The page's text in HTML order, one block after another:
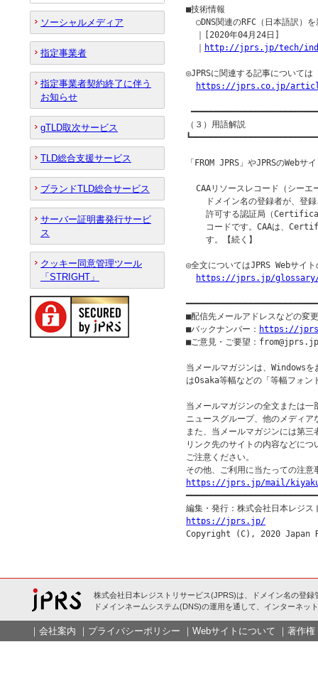
■技術情報
○DNS関連のRFC（日本語訳）を
  ｜[2020年04月24日]
http://jprs.jp/tech/
◎JPRSに関連する記事について
https://jprs.co.jp/
（３）用語解説
「FROM JPRS」やJPRSのWeb
CAAリソースレコード（シーエ
ドメイン名の登録者が、登
許可する認証局（
コードです。CAAは、
    す。【続く】
◎全文についてはJPRS Webサイ
https://jprs.jp/glossary/
■配信先メールアドレスなどの変
■バックナンバー： https://
■ご意見・ご要望：from@jprs.jp
当メールマガジンは、Windowsを
はOsaka等幅などの「等幅フォン
当メールマガジンの全文または一
ニュースグループ、他のメディ
また、当メールマガジンには第
リンク先のサイトの内容などに
ご注意ください。
https://jprs.jp/mail/
https://jprs.jp/
ソーシャルメディア
指定事業者
指定事業者契約終了に伴う
お知らせ
gTLD取次サービス
TLD総合支援サービス
ブランドTLD総合サービス
サーバー証明書発行サービ
ス
クッキー同意管理ツール
「STRIGHT」
株式会社日本レジストリサービス(JPRS)は、ドメイン名の登録
ドメインネームシステム(DNS)の運用を通して、インターネッ
｜ 会社案内 ｜ プライバシーポリシー ｜ Webサイトについて ｜ 著作権